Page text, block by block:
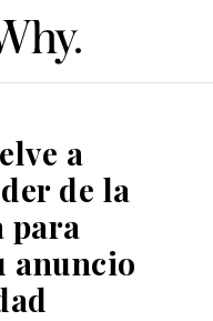
a
de la
para
anuncio